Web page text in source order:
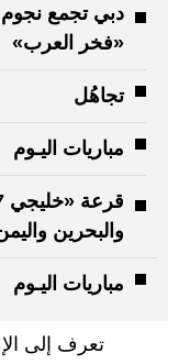
دبي تجمع نجوم
«فخر العرب»
تجاهُل
مباريات اليـوم
والبحرين
مباريات اليـوم
تعرف إلى